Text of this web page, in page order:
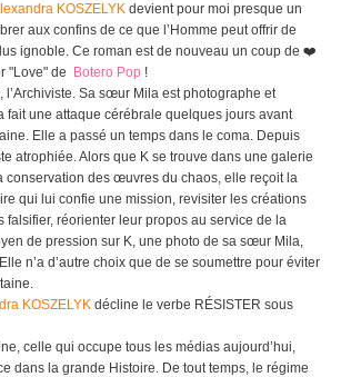
KOSZELYK devient pour moi presque un
aux confins de ce que l’Homme peut offrir de
ignoble. Ce roman est de nouveau un coup de ❤️
"Love" de
Botero Pop !
l’Archiviste. Sa sœur Mila est photographe et
fait une attaque cérébrale quelques jours avant
Elle a passé un temps dans le coma. Depuis
atrophiée. Alors que K se trouve dans une galerie
conservation des œuvres du chaos, elle reçoit la
qui lui confie une mission, revisiter les créations
falsifier, réorienter leur propos au service de la
de pression sur K, une photo de sa sœur Mila,
n’a d’autre choix que de se soumettre pour éviter
KOSZELYK décline le verbe RÉSISTER sous
celle qui occupe tous les médias aujourd’hui,
dans la grande Histoire. De tout temps, le régime